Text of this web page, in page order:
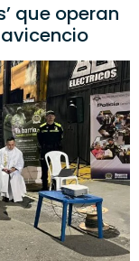
que operan